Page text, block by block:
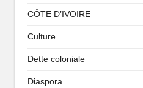
CÔTE D’IVOIRE
Culture
Dette coloniale
Diaspora